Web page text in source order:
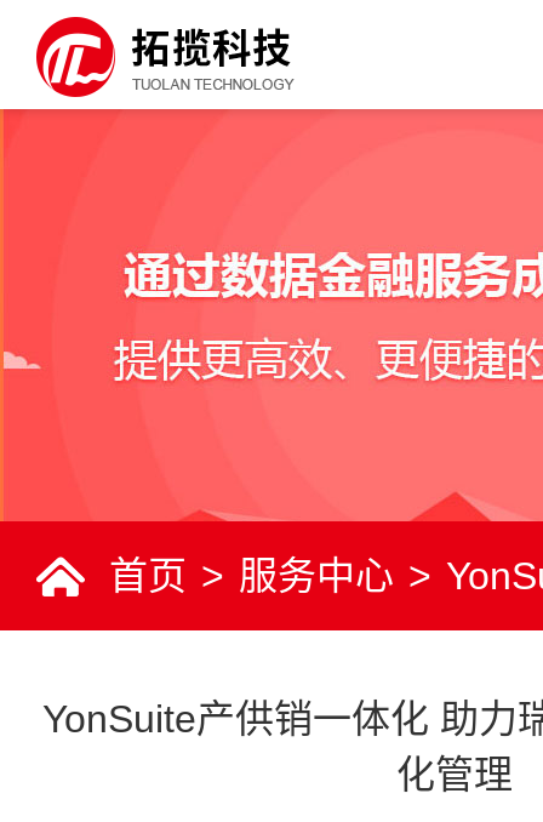
首页 > 服务中心 >
YonSuite产供销一体化 助力
化管理